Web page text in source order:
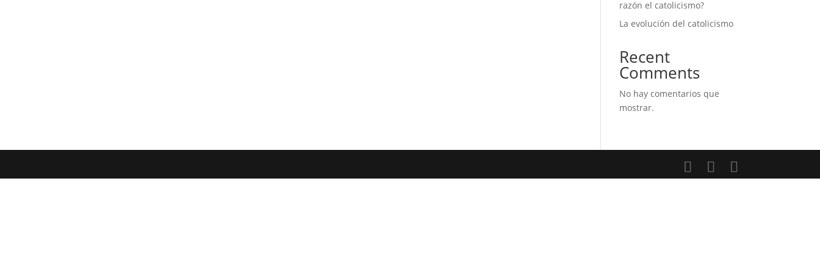
razón el catolicismo?
La evolución del catolicismo
Recent
Comments
No hay comentarios que
mostrar.